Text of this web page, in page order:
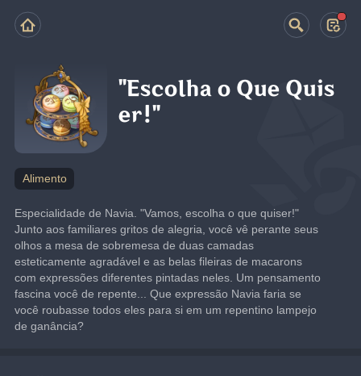
"Escolha o Que Quis
er!"
Alimento
Especialidade de Navia. "Vamos, escolha o que quiser!"
Junto aos familiares gritos de alegria, você vê perante seus
olhos a mesa de sobremesa de duas camadas
esteticamente agradável e as belas fileiras de macarons
com expressões diferentes pintadas neles. Um pensamento
fascina você de repente... Que expressão Navia faria se
você roubasse todos eles para si em um repentino lampejo
de ganância?